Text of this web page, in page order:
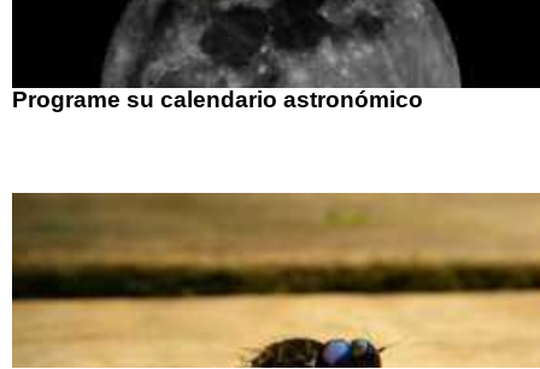
Programe su calendario astronómico